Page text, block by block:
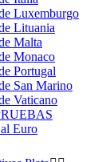
Luxemburgo
Lituania
Malta
Monaco
Portugal
San Marino
Vaticano
Euro